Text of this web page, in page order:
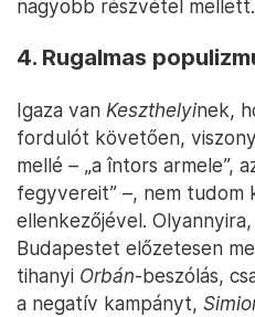
nagyobb részvétel mellett.
4. Rugalmas
Igaza van Keszthelyinek,
fordulót követően,
mellé – „a întors armele”,
fegyvereit” –, nem tudom
ellenkezőjével.
Budapestet előzetesen
tihanyi Orbán-beszólás,
a negatív kampányt,